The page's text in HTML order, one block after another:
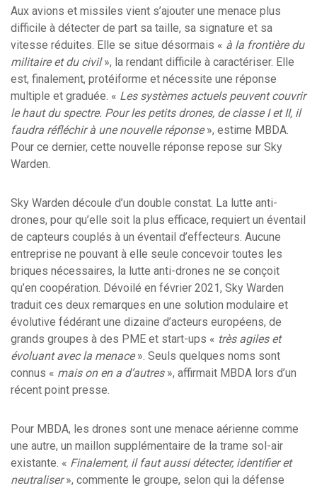
Aux avions et missiles vient s’ajouter une menace plus
difficile à détecter de part sa taille, sa signature et sa
vitesse réduites. Elle se situe désormais « à la frontière du
militaire et du civil», la rendant difficile à caractériser. Elle
est, finalement, protéiforme et nécessite une réponse
multiple et graduée. « Les systèmes actuels peuvent couvrir
le haut du spectre. Pour les petits drones, de classe I et II, il
faudra réfléchir à une nouvelle réponse», estime MBDA.
Pour ce dernier, cette nouvelle réponse repose sur Sky
Warden.
Sky Warden découle d’un double constat. La lutte anti-
drones, pour qu’elle soit la plus efficace, requiert un éventail
de capteurs couplés à un éventail d’effecteurs. Aucune
entreprise ne pouvant à elle seule concevoir toutes les
briques nécessaires, la lutte anti-drones ne se conçoit
qu’en coopération. Dévoilé en février 2021, Sky Warden
traduit ces deux remarques en une solution modulaire et
évolutive fédérant une dizaine d’acteurs européens, de
grands groupes à des PME et start-ups « très agiles et
évoluant avec la menace». Seuls quelques noms sont
connus « mais on en a d’autres», affirmait MBDA lors d’un
récent point presse.
Pour MBDA, les drones sont une menace aérienne comme
une autre, un maillon supplémentaire de la trame sol-air
existante. « Finalement, il faut aussi détecter, identifier et
neutraliser», commente le groupe, selon qui la défense